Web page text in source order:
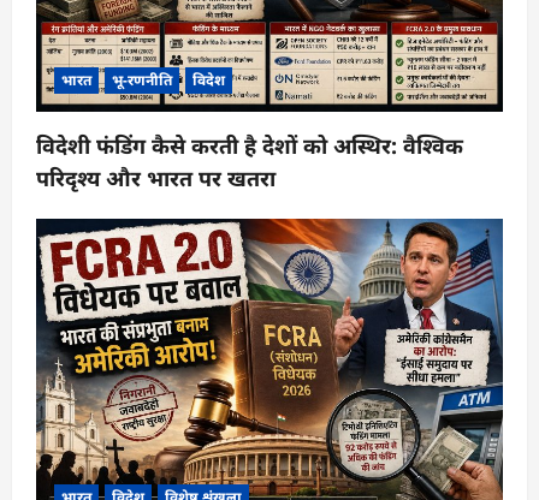
भारत भू-रणनीति विदेश
विदेशी फंडिंग कैसे करती है देशों को अस्थिर: वैश्विक
परिदृश्य और भारत पर खतरा